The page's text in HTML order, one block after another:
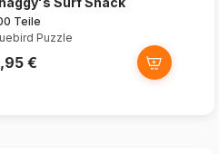
Teile
Puzzle
€